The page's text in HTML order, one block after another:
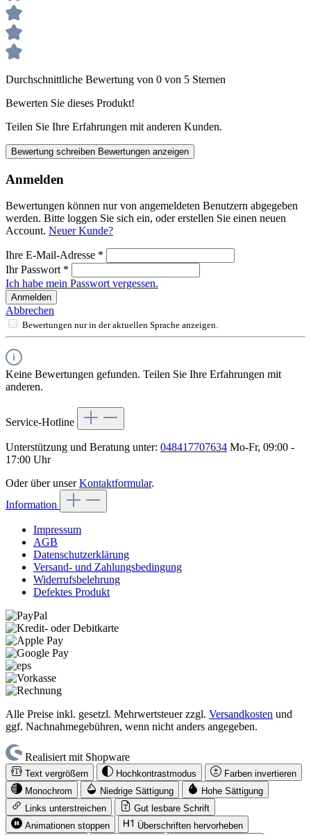
Durchschnittliche Bewertung von 0 von 5 Sternen
Bewerten Sie dieses Produkt!
Teilen Sie Ihre Erfahrungen mit anderen Kunden.
Bewertung schreiben Bewertungen anzeigen
Anmelden
Bewertungen können nur von angemeldeten Benutzern abgegeben
werden. Bitte loggen Sie sich ein, oder erstellen Sie einen neuen
Account. Neuer Kunde?
Ihre E-Mail-Adresse *
Ihr Passwort *
Ich habe mein Passwort vergessen.
Anmelden
Abbrechen
Bewertungen nur in der aktuellen Sprache anzeigen.
Keine Bewertungen gefunden. Teilen Sie Ihre Erfahrungen mit
anderen.
Service-Hotline
Unterstützung und Beratung unter: 048417707634 Mo-Fr, 09:00 -
17:00 Uhr
Oder über unserKontaktformular.
Information
Impressum
AGB
Datenschutzerklärung
Versand- und Zahlungsbedingung
Widerrufsbelehrung
Defektes Produkt
Alle Preise inkl. gesetzl. Mehrwertsteuer zzgl. Versandkosten und
ggf. Nachnahmegebühren, wenn nicht anders angegeben.
Realisiert mit Shopware
Text vergrößern Hochkontrastmodus
Farben invertieren
Monochrom
Niedrige Sättigung
Hohe Sättigung
Links unterstreichen
Gut lesbare Schrift
Animationen stoppen
Überschriften hervorheben